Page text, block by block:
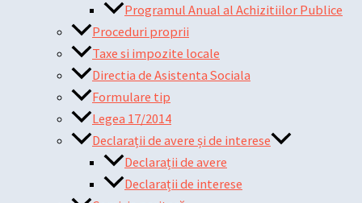
Programul Anual al Achizitiilor Publice
Proceduri proprii
Taxe si impozite locale
Directia de Asistenta Sociala
Formulare tip
Legea 17/2014
Declarații de avere și de interese
Declarații de avere
Declarații de interese